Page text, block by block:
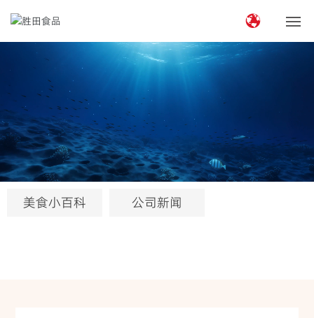
关于胜田
公司简介
企业文化
荣誉资质
美食小百科 公司新闻